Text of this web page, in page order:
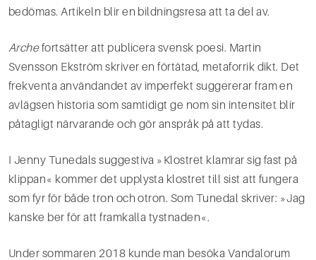
bedömas. Artikeln blir en bildningsresa att ta del av.
Archefortsätter att publicera svensk poesi. Martin
Svensson Ekström skriver en förtätad, metaforrik dikt. Det
frekventa användandet av imperfekt suggererar fram en
avlägsen historia som samtidigt ge­ nom sin intensitet blir
påtagligt närvarande och gör anspråk på att tydas.
I Jenny Tunedals suggestiva »Klostret klamrar sig fast på
klippan« kommer det upplysta klostret till sist att fungera
som fyr för både tron och otron. Som Tunedal skriver: »Jag
kanske ber för att framkalla tystnaden«.
Under sommaren 2018 kunde man besöka Vandalorum